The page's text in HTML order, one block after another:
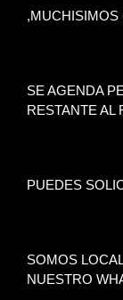
,MUCHISIMOS
SE AGENDA
RESTANTE AL
PUEDES
SOMOS
NUESTRO